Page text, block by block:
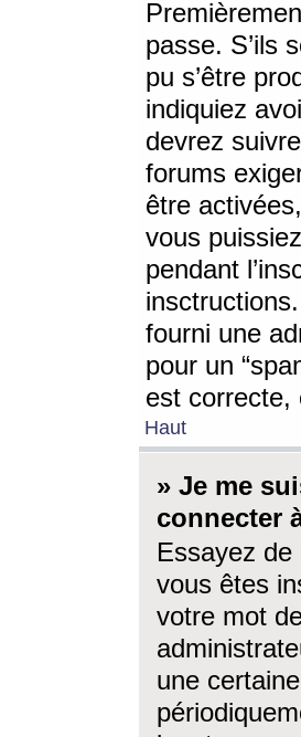
passe. S’ils
pu s’être
indiquiez
devrez
forums
être
vous
pendant
fourni une
pour un
est correcte,
Haut
» Je me
connecter
Essayez de
vous êtes
votre mot
une